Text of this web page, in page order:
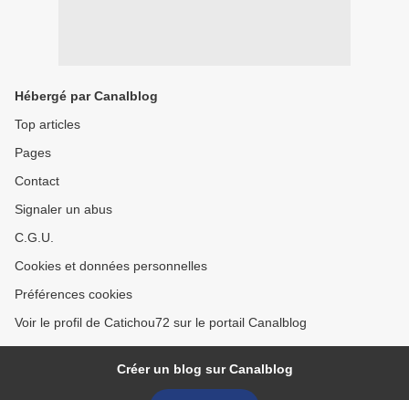
Hébergé par Canalblog
Top articles
Pages
Contact
Signaler un abus
C.G.U.
Cookies et données personnelles
Préférences cookies
Voir le profil de Catichou72 sur le portail Canalblog
Créer un blog sur Canalblog